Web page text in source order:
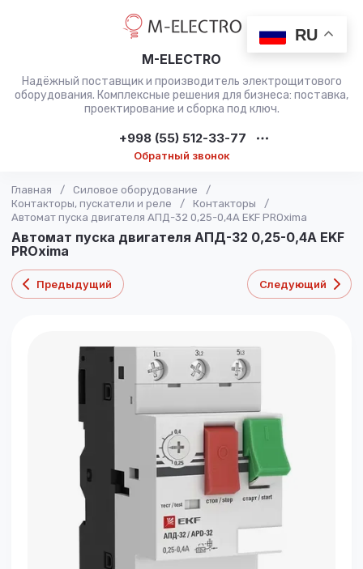
RU
M-ELECTRO
Надёжный поставщик и производитель электрощитового
оборудования. Комплексные решения для бизнеса: поставка,
проектирование и сборка под ключ.
+998 (55) 512-33-77
Обратный звонок
Главная / Силовое оборудование
/
Контакторы, пускатели и реле
/ Контакторы
/
Автомат пуска двигателя АПД-32 0,25-0,4А EKF PROxima
Автомат пуска двигателя АПД-32 0,25-0,4А EKF
PROxima
Предыдущий Следующий